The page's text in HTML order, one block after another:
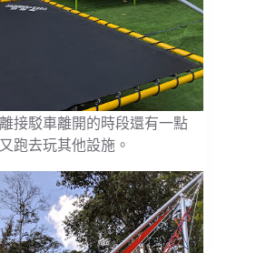
接駁車離開的時段還有一點
跑去玩其他設施。